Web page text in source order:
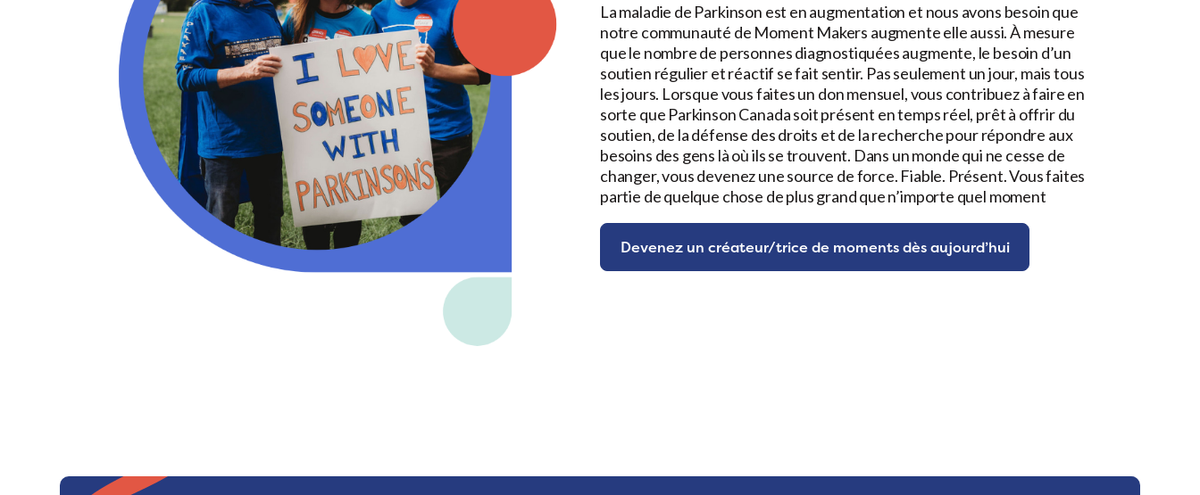
La maladie de Parkinson est en augmentation et nous avons besoin que
notre communauté de Moment Makers augmente elle aussi. À mesure
que le nombre de personnes diagnostiquées augmente, le besoin d’un
soutien régulier et réactif se fait sentir. Pas seulement un jour, mais tous
les jours. Lorsque vous faites un don mensuel, vous contribuez à faire en
sorte que Parkinson Canada soit présent en temps réel, prêt à offrir du
soutien, de la défense des droits et de la recherche pour répondre aux
besoins des gens là où ils se trouvent. Dans un monde qui ne cesse de
changer, vous devenez une source de force. Fiable. Présent. Vous faites
partie de quelque chose de plus grand que n’importe quel moment
Devenez un créateur/trice de moments dès aujourd’hui